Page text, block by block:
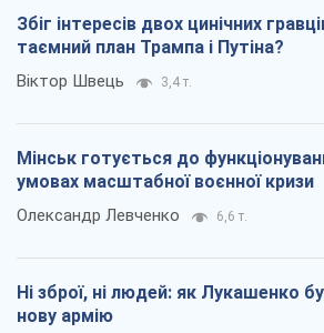
Збіг інтересів двох цинічних
таємний план Трампа і Путіна?
Віктор Швець 3,4 т.
Мінськ готується до
умовах масштабної воєнної кризи
Олександр Левченко 6,6 т.
Ні зброї, ні людей: як Лукашенко
нову армію